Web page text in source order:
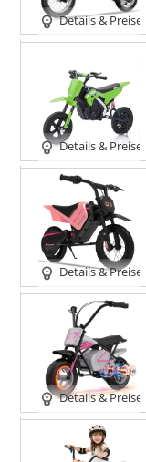
Details & Preise
Details & Preise
Details & Preise
Details & Preise